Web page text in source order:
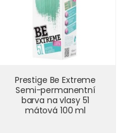
Prestige Be Extreme
Semi-permanentní
barva na vlasy 51
mátová 100 ml